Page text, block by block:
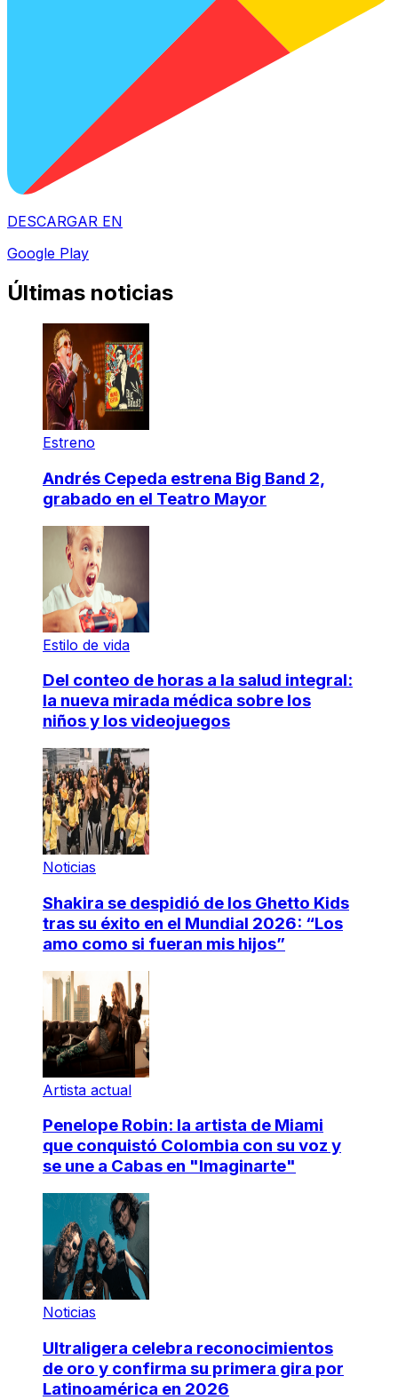
DESCARGAR EN
Google Play
Últimas noticias
Estreno
Andrés Cepeda estrena Big Band 2,
grabado en el Teatro Mayor
Estilo de vida
Del conteo de horas a la salud integral:
la nueva mirada médica sobre los
niños y los videojuegos
Noticias
Shakira se despidió de los Ghetto Kids
tras su éxito en el Mundial 2026: “Los
amo como si fueran mis hijos”
Artista actual
Penelope Robin: la artista de Miami
que conquistó Colombia con su voz y
se une a Cabas en "Imaginarte"
Noticias
Ultraligera celebra reconocimientos
de oro y confirma su primera gira por
Latinoamérica en 2026